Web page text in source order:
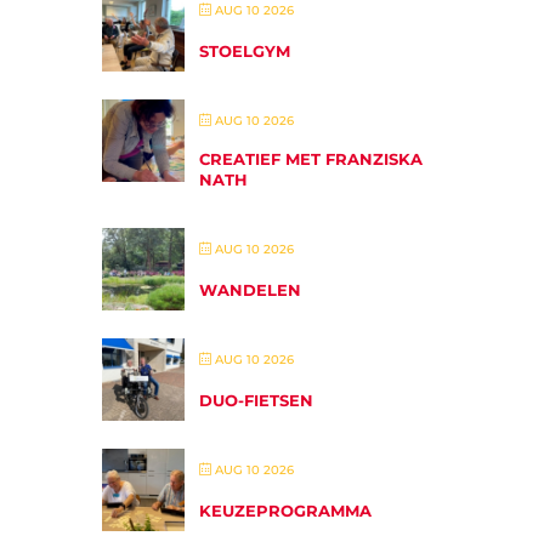
AUG 10 2026
STOELGYM
AUG 10 2026
CREATIEF MET FRANZISKA
NATH
AUG 10 2026
WANDELEN
AUG 10 2026
DUO-FIETSEN
AUG 10 2026
KEUZEPROGRAMMA